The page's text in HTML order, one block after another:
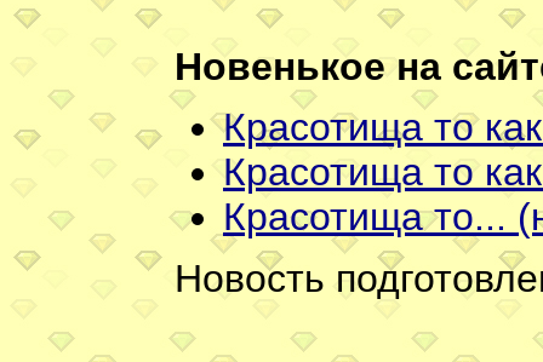
Новенькое на
Красотища то
Красотища то
Красотища то...
Новость